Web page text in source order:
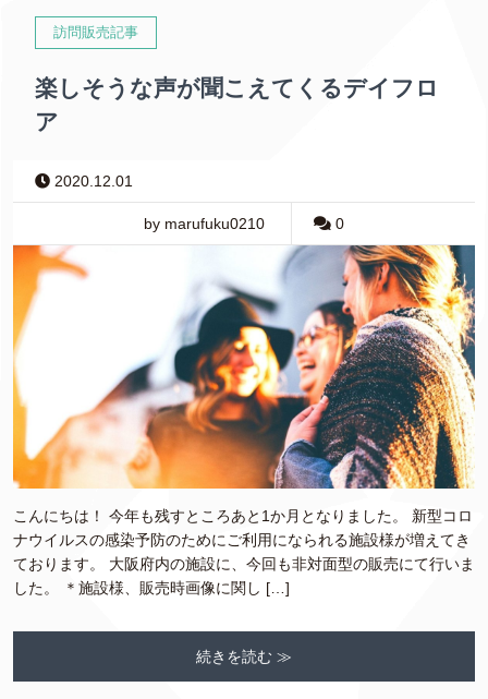
訪問販売記事
楽しそうな声が聞こえてくるデイフロ
ア
2020.12.01
by marufuku0210 0
こんにちは！ 今年も残すところあと1か月となりました。 新型コロ
ナウイルスの感染予防のためにご利用になられる施設様が増えてき
ております。 大阪府内の施設に、今回も非対面型の販売にて行いま
した。 ＊施設様、販売時画像に関し […]
続きを読む ≫